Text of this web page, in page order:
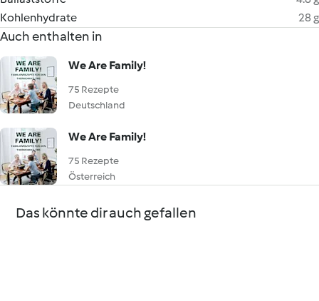
Kohlenhydrate
28 g
Auch enthalten in
We Are Family!
75 Rezepte
Deutschland
We Are Family!
75 Rezepte
Österreich
Das könnte dir auch gefallen